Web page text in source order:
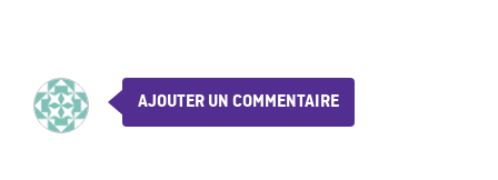
AJOUTER UN COMMENTAIRE